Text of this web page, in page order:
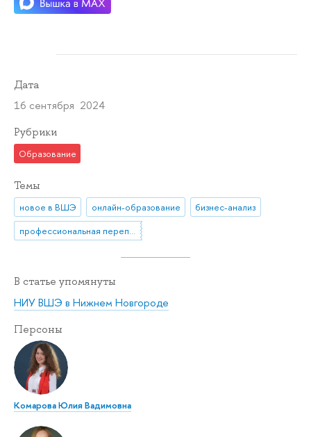
Дата
16 сентября 2024
Рубрики
Образование
Темы
новое в ВШЭ онлайн-образование
бизнес-анализ
профессиональная переподготовка
В статье упомянуты
НИУ ВШЭ в Нижнем Новгороде
Персоны
Комарова Юлия Вадимовна